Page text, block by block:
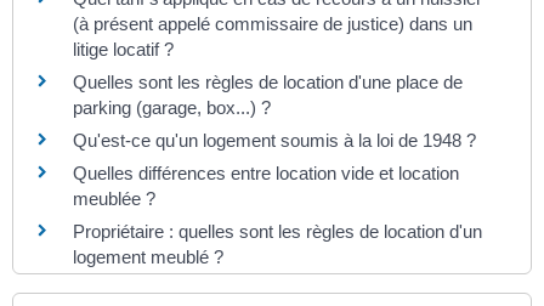
(à présent appelé commissaire de justice) dans un
litige locatif ?
Quelles sont les règles de location d'une place de
parking (garage, box...) ?
Qu'est-ce qu'un logement soumis à la loi de 1948 ?
Quelles différences entre location vide et location
meublée ?
Propriétaire : quelles sont les règles de location d'un
logement meublé ?